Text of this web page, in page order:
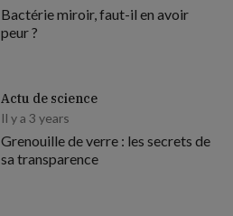
Bactérie miroir, faut-il en avoir
peur ?
Actu de science
Il y a 3 years
Grenouille de verre : les secrets de
sa transparence